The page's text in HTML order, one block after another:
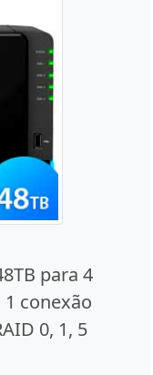
para 4
1 conexão
0, 1, 5